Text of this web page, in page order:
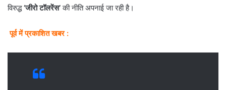
विरुद्ध‘जीरो टॉलरेंस’की नीति अपनाई जा रही है।
पूर्व में प्रकाशित खबर :